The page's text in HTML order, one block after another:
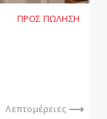
ΠΡΟΣ ΠΏΛΗΣΗ
Λεπτομέρειες